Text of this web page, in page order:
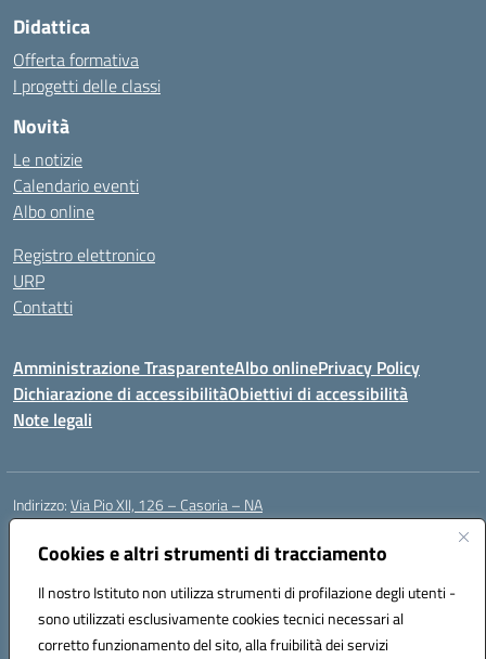
Cookies e altri strumenti di tracciamento
Il nostro Istituto non utilizza strumenti di profilazione degli utenti -
sono utilizzati esclusivamente cookies tecnici necessari al
corretto funzionamento del sito, alla fruibilità dei servizi
Didattica
Offerta formativa
I progetti delle classi
Novità
Le notizie
Calendario eventi
Albo online
Registro elettronico
URP
Contatti
Amministrazione TrasparenteAlbo onlinePrivacy Policy
Dichiarazione di accessibilitàObiettivi di accessibilità
Note legali
Indirizzo:Via Pio XII, 126 – Casoria – NA
Centralino:
Posta elettronica certificata (PEC):naic8et00d@pec.istruzione.it
Codice fiscale: 93056760635
Codice meccanografico:NAIC8ET00D
Codice Indice delle Pubbliche Amministrazioni (IPA): clcc_063